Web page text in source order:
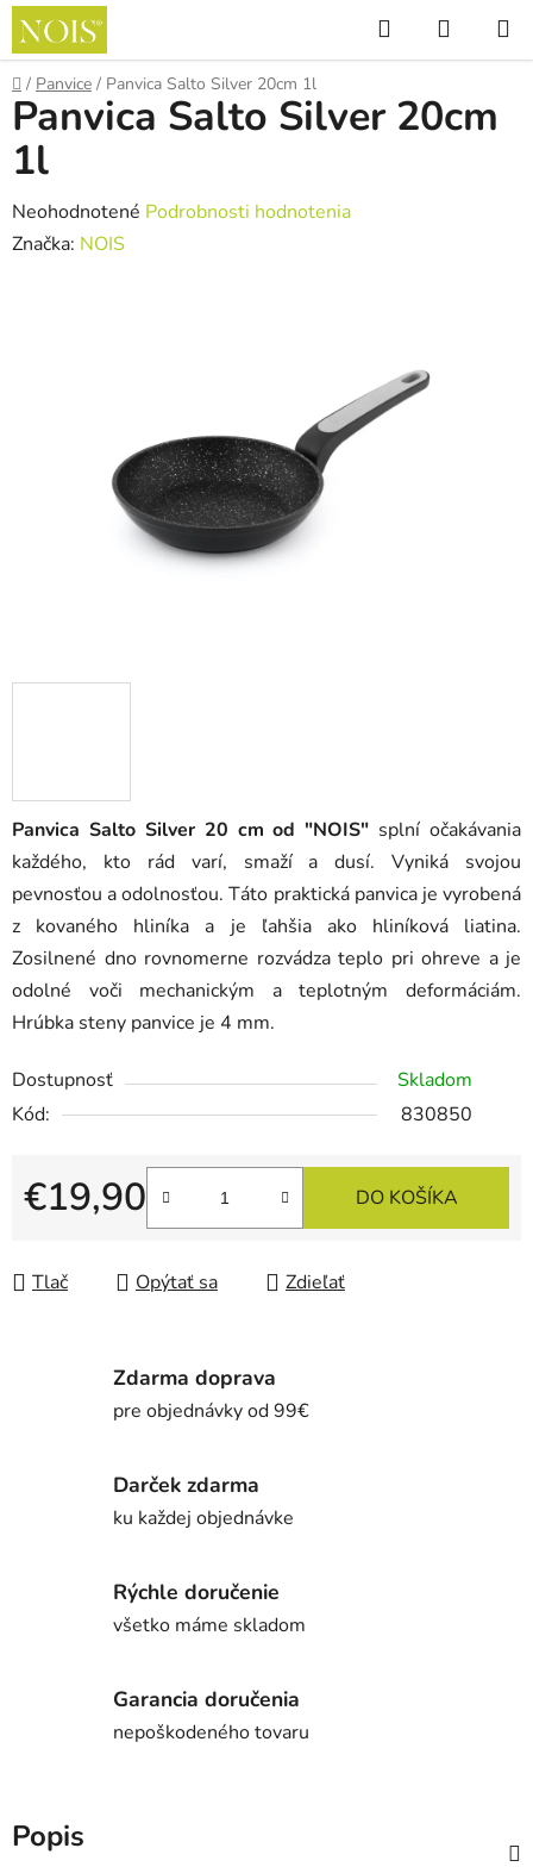
Prejsť
obsah
Hľadať
KOŠÍK
Domov
/ Panvice / Panvica Salto Silver 20cm 1l
Panvica Salto Silver 20 cm od "NOIS" splní očakávania
každého, kto rád varí, smaží a dusí.
Vyniká svojou
pevnosťou a odolnosťou. Táto praktická panvica je vyrobená
z kovaného hliníka a je ľahšia ako hliníková liatina.
Zosilnené dno rovnomerne rozvádza teplo pri ohreve a je
odolné voči mechanickým a teplotným deformáciám.
Hrúbka steny panvice je 4 mm.
Dostupnosť
Skladom
Kód:
830850
€19,90
Jednotková cena:
DO KOŠÍKA
Tlač Opýtať sa Zdieľať
Panvica Salto Silver 20cm
1l
Priemerné
hodnotenie
Neohodnotené Podrobnosti hodnotenia
Značka: NOIS
Zdarma doprava
pre objednávky od 99€
Darček zdarma
ku každej objednávke
Rýchle doručenie
všetko máme skladom
Garancia doručenia
nepoškodeného tovaru
Popis